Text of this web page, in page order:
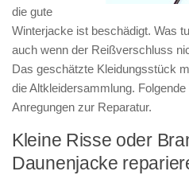
die gute
Winterjacke ist beschädigt. Was
auch wenn der Reißverschluss
Das geschätzte Kleidungsstück
die Altkleidersammlung.
Anregungen zur Reparatur.
Kleine Risse oder
Daunenjacke